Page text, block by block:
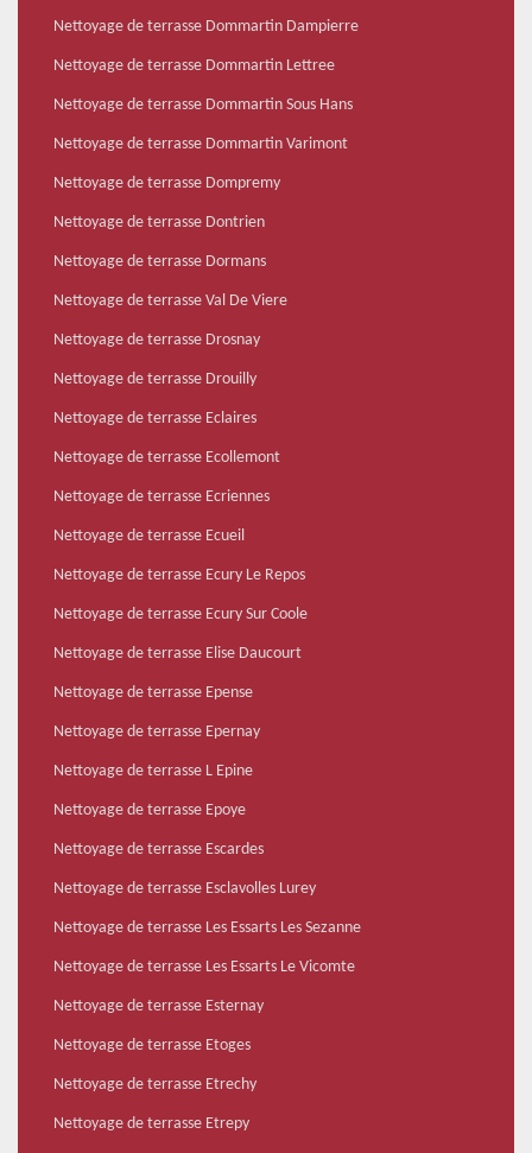
Nettoyage de terrasse Dommartin Dampierre
Nettoyage de terrasse Dommartin Lettree
Nettoyage de terrasse Dommartin Sous Hans
Nettoyage de terrasse Dommartin Varimont
Nettoyage de terrasse Dompremy
Nettoyage de terrasse Dontrien
Nettoyage de terrasse Dormans
Nettoyage de terrasse Val De Viere
Nettoyage de terrasse Drosnay
Nettoyage de terrasse Drouilly
Nettoyage de terrasse Eclaires
Nettoyage de terrasse Ecollemont
Nettoyage de terrasse Ecriennes
Nettoyage de terrasse Ecueil
Nettoyage de terrasse Ecury Le Repos
Nettoyage de terrasse Ecury Sur Coole
Nettoyage de terrasse Elise Daucourt
Nettoyage de terrasse Epense
Nettoyage de terrasse Epernay
Nettoyage de terrasse L Epine
Nettoyage de terrasse Epoye
Nettoyage de terrasse Escardes
Nettoyage de terrasse Esclavolles Lurey
Nettoyage de terrasse Les Essarts Les Sezanne
Nettoyage de terrasse Les Essarts Le Vicomte
Nettoyage de terrasse Esternay
Nettoyage de terrasse Etoges
Nettoyage de terrasse Etrechy
Nettoyage de terrasse Etrepy